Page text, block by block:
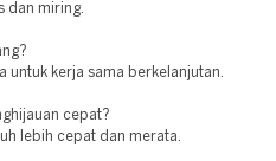
dan miring.
untuk kerja sama berkelanjutan.
cepat?
lebih cepat dan merata.